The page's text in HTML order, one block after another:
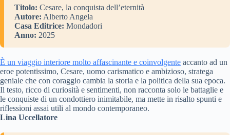
Titolo: Cesare, la conquista dell’eternità
Autore: Alberto Angela
Casa Editrice: Mondadori
Anno: 2025
È un viaggio interiore molto affascinante e coinvolgente accanto ad un
eroe potentissimo, Cesare, uomo carismatico e ambizioso, stratega
geniale che con coraggio cambia la storia e la politica della sua epoca.
Il testo, ricco di curiosità e sentimenti, non racconta solo le battaglie e
le conquiste di un condottiero inimitabile, ma mette in risalto spunti e
riflessioni assai utili al mondo contemporaneo.
Lina Uccellatore